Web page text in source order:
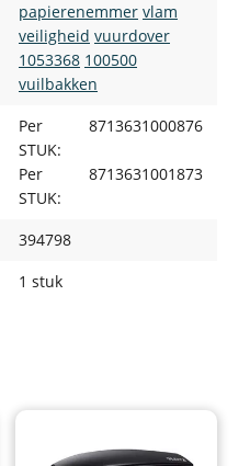
papierenemmer vlam
veiligheid vuurdover
1053368 100500
vuilbakken
Per
STUK:
8713631000876
Per
STUK:
8713631001873
394798
1 stuk